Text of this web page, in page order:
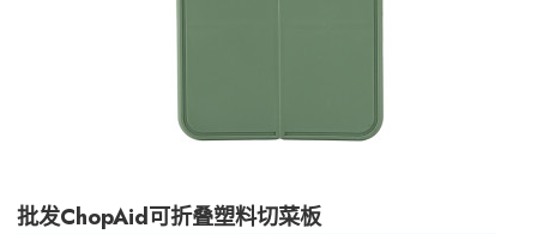
批发ChopAid可折叠塑料切菜板